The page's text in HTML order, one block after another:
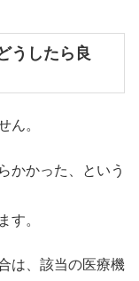
うしたら良
ん。
かかった、という
す。
は、該当の医療機